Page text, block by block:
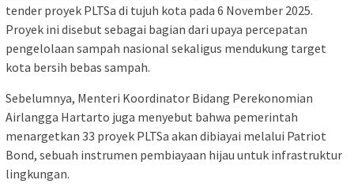
tender proyek PLTSa di tujuh kota pada 6 November 2025.
Proyek ini disebut sebagai bagian dari upaya percepatan
pengelolaan sampah nasional sekaligus mendukung target
kota bersih bebas sampah.
Sebelumnya, Menteri Koordinator Bidang Perekonomian
Airlangga Hartarto juga menyebut bahwa pemerintah
menargetkan 33 proyek PLTSa akan dibiayai melalui Patriot
Bond, sebuah instrumen pembiayaan hijau untuk infrastruktur
lingkungan.